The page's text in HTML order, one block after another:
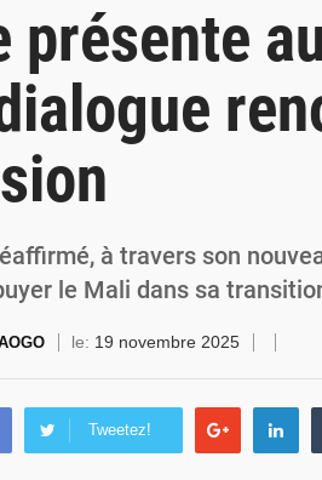
2026 Commémoration du 5 août : Ibrahim Traoré appelle à
2026 Burkina Faso : l’ALP ratifie le
2026 Commémoration du 4 août : Ibrahim Traoré
présente
à travers son
le Mali dans sa
le: 19 novembre 2025
Tweetez!